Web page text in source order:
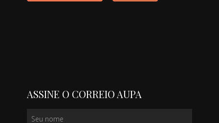
ASSINE O CORREIO AUPA